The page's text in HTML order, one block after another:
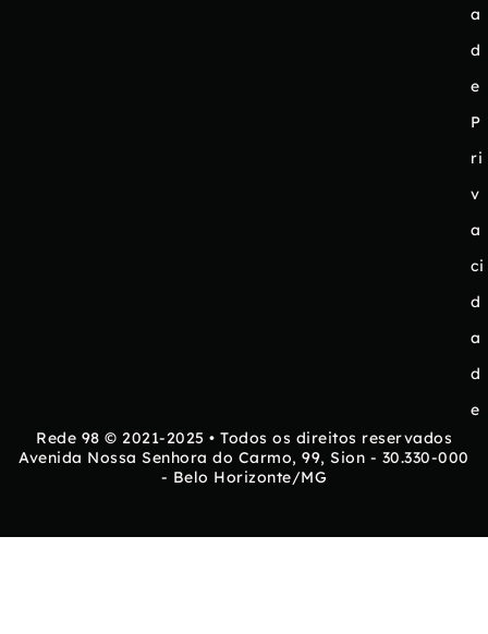
a
d
e
P
ri
v
a
ci
d
a
d
e
Rede 98 © 2021-2025 • Todos os direitos reservados
Avenida Nossa Senhora do Carmo, 99, Sion - 30.330-000
- Belo Horizonte/MG